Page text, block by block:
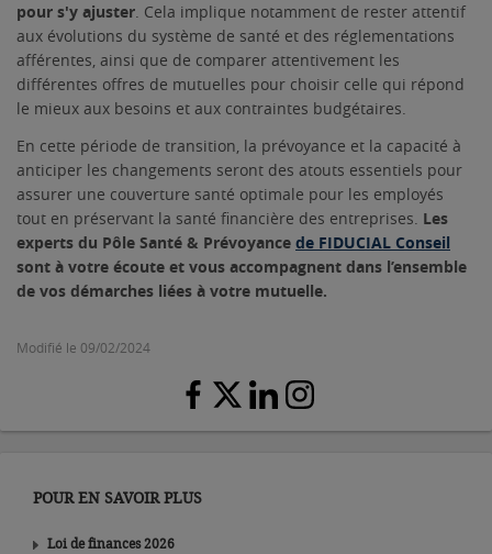
pour s'y ajuster. Cela implique notamment de rester attentif
aux évolutions du système de santé et des réglementations
afférentes, ainsi que de comparer attentivement les
différentes offres de mutuelles pour choisir celle qui répond
le mieux aux besoins et aux contraintes budgétaires.
En cette période de transition, la prévoyance et la capacité à
anticiper les changements seront des atouts essentiels pour
assurer une couverture santé optimale pour les employés
tout en préservant la santé financière des entreprises. Les
experts du Pôle Santé & Prévoyance de FIDUCIAL Conseil
sont à votre écoute et vous accompagnent dans l’ensemble
de vos démarches liées à votre mutuelle.
Modifié le 09/02/2024
POUR EN SAVOIR PLUS
Loi de finances 2026